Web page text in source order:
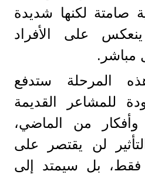
صامتة لكنها شديدة
على الأفراد
مباشر.
المرحلة ستدفع
للمشاعر القديمة
وأفكار من الماضي،
لن يقتصر على
فقط، بل سيمتد إلى